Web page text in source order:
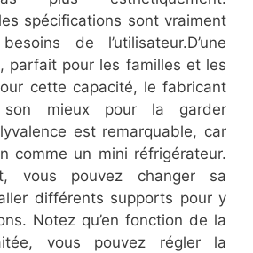
spécifications sont vraiment
de l’utilisateur.D’une
parfait pour les familles et les
cette capacité, le fabricant
mieux pour la garder
est remarquable, car
comme un mini réfrigérateur.
vous pouvez changer sa
différents supports pour y
Notez qu’en fonction de la
vous pouvez régler la